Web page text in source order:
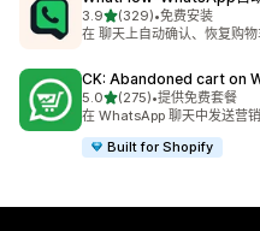
3.9星（满分 5 星）
(329)
总共 329 条评论
•免费安装
在 聊天上自动确认、恢复购
CK: Abandoned cart on
5.0星（满分 5 星）
(275)
总共 275 条评论
•提供免费套餐
在 WhatsApp 聊天中发送营
Built for Shopify